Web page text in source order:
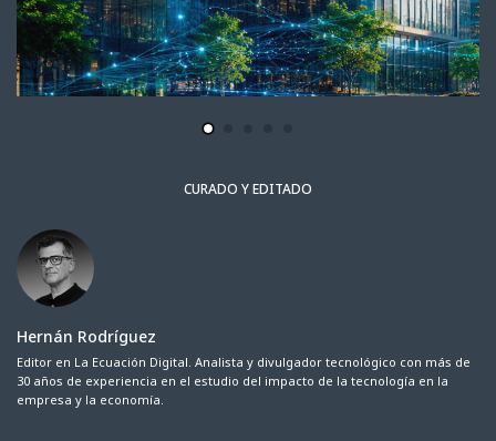
CURADO Y EDITADO
Hernán Rodríguez
Editor en La Ecuación Digital. Analista y divulgador tecnológico con más de
30 años de experiencia en el estudio del impacto de la tecnología en la
empresa y la economía.